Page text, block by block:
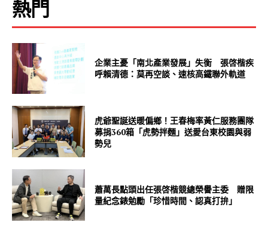
熱門
企業主憂「南北產業發展」失衡 張啓楷疾
呼賴清德：莫再空談、速核高鐵聯外軌道
虎爺聖誕送暖偏鄉！王春梅率黃仁服務團隊
募捐360箱「虎勢拌麵」送愛台東校園與弱
勢兒
蕭萬長點頭出任張啓楷競總榮譽主委 贈限
量紀念錶勉勵「珍惜時間、認真打拚」